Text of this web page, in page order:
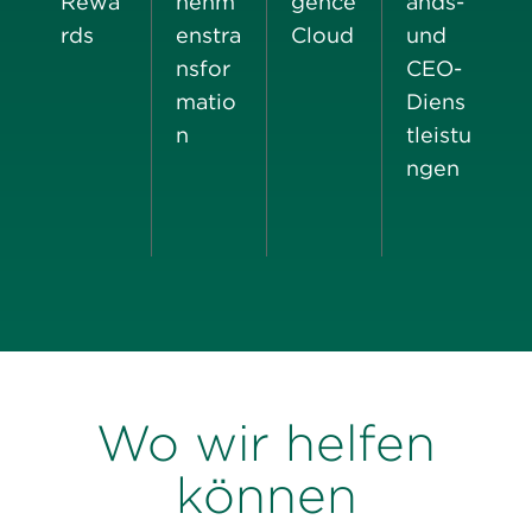
rds
enstra
nsfor
matio
n
Cloud
und
CEO-
Diens
tleistu
ngen
Wo wir helfen
können